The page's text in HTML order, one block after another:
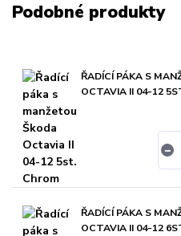
Podobné produkty
ŘADÍCÍ PÁKA S
OCTAVIA II 04-12
ŘADÍCÍ PÁKA S
OCTAVIA II 04-12